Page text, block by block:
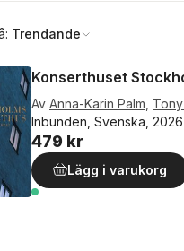
Trendande
Konserthuset
Av Anna-Karin Palm
Inbunden, Svenska, 2026
479 kr
Lägg i varukorg